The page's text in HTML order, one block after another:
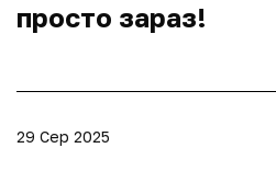
просто зараз!
29 Сер 2025